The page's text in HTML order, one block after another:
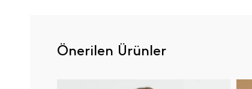
Önerilen Ürünler